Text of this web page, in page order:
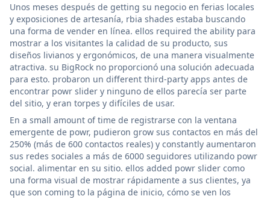
Unos meses después de getting su negocio en ferias locales
y exposiciones de artesanía, rbia shades estaba buscando
una forma de vender en línea. ellos required the ability para
mostrar a los visitantes la calidad de su producto, sus
diseños livianos y ergonómicos, de una manera visualmente
atractiva. su BigRock no proporcionó una solución adecuada
para esto. probaron un different third-party apps antes de
encontrar powr slider y ninguno de ellos parecía ser parte
del sitio, y eran torpes y difíciles de usar.
En a small amount of time de registrarse con la ventana
emergente de powr, pudieron grow sus contactos en más del
250% (más de 600 contactos reales) y constantly aumentaron
sus redes sociales a más de 6000 seguidores utilizando powr
social. alimentar en su sitio. ellos added powr slider como
una forma visual de mostrar rápidamente a sus clientes, ya
que son coming to la página de inicio, cómo se ven los